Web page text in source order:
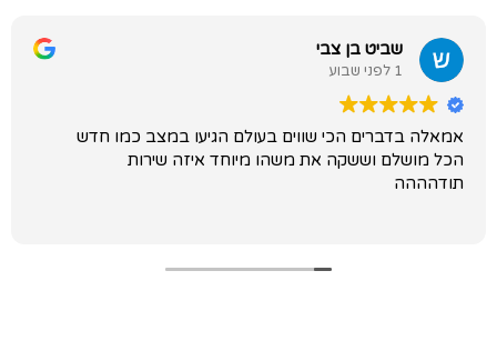
שביט בן צבי
1 לפני שבוע
אמאלה בדברים הכי שווים בעולם הגיעו במצב כמו חדש
הכל מושלם וששקה את משהו מיוחד איזה שירות
תודהההה